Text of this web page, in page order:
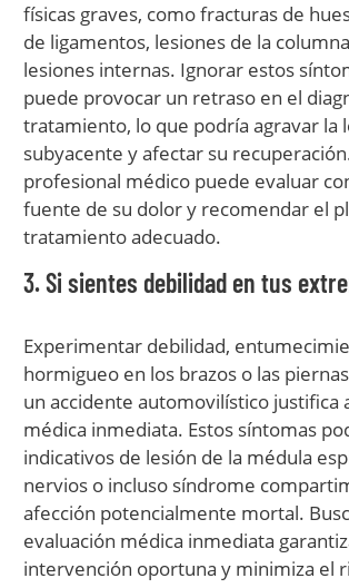
físicas graves, como fracturas de
de ligamentos, lesiones de la
lesiones internas. Ignorar estos
puede provocar un retraso en el
tratamiento, lo que podría agravar la
subyacente y afectar su
profesional médico puede evaluar
fuente de su dolor y recomendar el
tratamiento adecuado.
3. Si sientes debilidad en tus
Experimentar debilidad,
hormigueo en los brazos o las
un accidente automovilístico justifica
médica inmediata. Estos síntomas
indicativos de lesión de la médula
nervios o incluso síndrome
afección potencialmente mortal.
evaluación médica inmediata
intervención oportuna y minimiza el